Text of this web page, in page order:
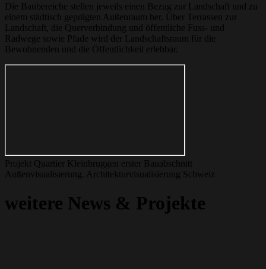
Die Baubereiche stellen jeweils einen Bezug zur Landschaft und zu
einem städtisch geprägten Außenraum her. Über Terrassen zur
Landschaft, die Querverbindung und öffentliche Fuss- und
Radwege sowie Pfade wird der Landschaftsraum für die
Bewohnenden und die Öffentlichkeit erlebbar.
Projekt Quartier Kleinbruggen erster Bauabschnitt
Außenvisualisierung. Architekturvisualisierung Schweiz
weitere News & Projekte